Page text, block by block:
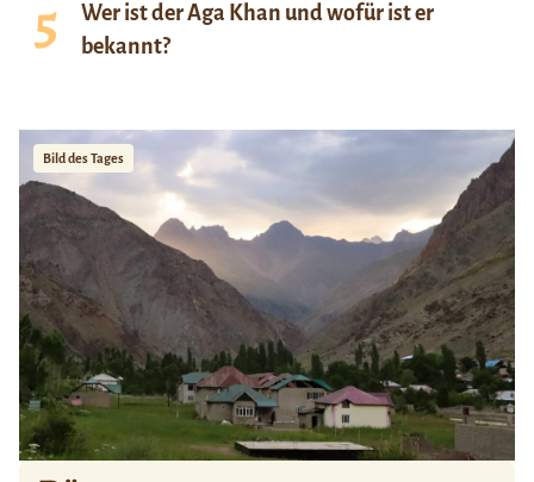
Wer ist der Aga Khan und wofür ist er
bekannt?
Bild des Tages